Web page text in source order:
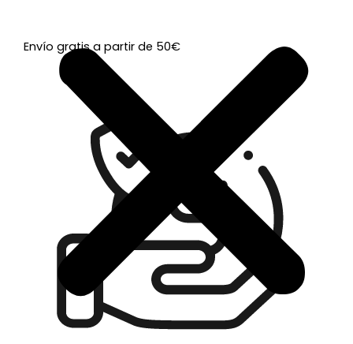
Envío gratis a partir de 50€